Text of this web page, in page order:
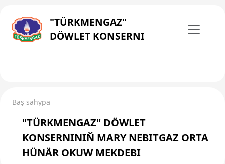
"TÜRKMENGAZ"
DÖWLET KONSERNI
Baş sahypa
"TÜRKMENGAZ" DÖWLET
KONSERNINIŇ MARY NEBITGAZ ORTA
HÜNÄR OKUW MEKDEBI